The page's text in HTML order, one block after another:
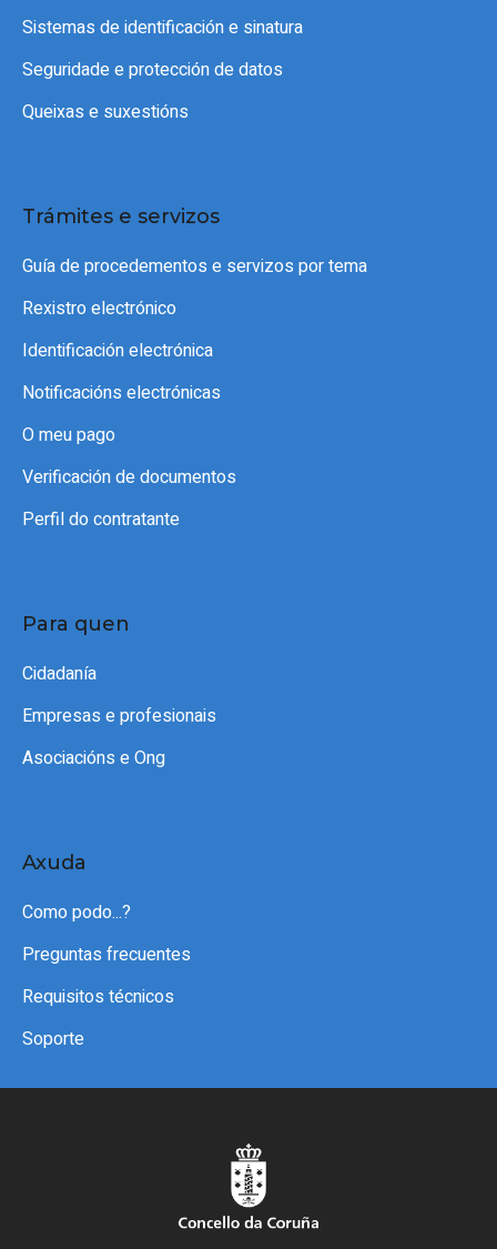
Sistemas de identificación e sinatura
Seguridade e protección de datos
Queixas e suxestións
Trámites e servizos
Guía de procedementos e servizos por tema
Rexistro electrónico
Identificación electrónica
Notificacións electrónicas
O meu pago
Verificación de documentos
Perfil do contratante
Para quen
Cidadanía
Empresas e profesionais
Asociacións e Ong
Axuda
Como podo...?
Preguntas frecuentes
Requisitos técnicos
Soporte